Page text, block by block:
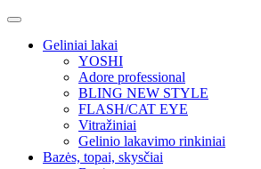
Geliniai lakai
YOSHI
Adore professional
BLING NEW STYLE
FLASH/CAT EYE
Vitražiniai
Gelinio lakavimo rinkiniai
Bazės, topai, skysčiai